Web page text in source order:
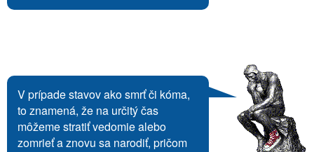
V prípade stavov ako smrť či kóma,
to znamená, že na určitý čas
môžeme stratiť vedomie alebo
zomrieť a znovu sa narodiť, pričom